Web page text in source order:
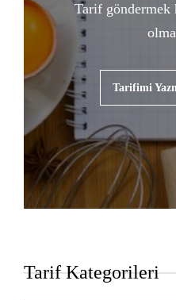
Tarif göndermek
Tarifimi
Tarif Kategorileri